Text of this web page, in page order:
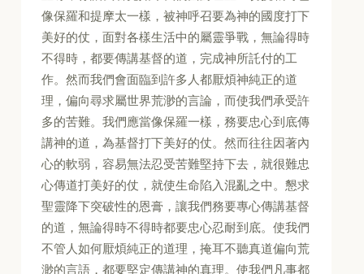
像保羅和提摩太一樣，被神呼召要為神的國度打下
美好的仗，面對各樣生活中的屬靈爭戰，無論得時
不得時，都要傳講基督的道，完成神所託付的工
作。然而我們會面臨到許多人都厭煩神純正的道
理，偏向尋求屬世界荒渺的言論，而使我們承受許
多的苦難。我們應當像保羅一樣，務要忠心到底傳
講神的道，為基督打下美好的仗。然而往往因著內
心的軟弱，容易無法忍受苦難堅持下去，就很難忠
心傳道打美好的仗，就使生命陷入混亂之中。懇求
聖靈降下突破性的恩膏，讓我們務要專心傳講基督
的道，無論得時不得時都要忠心忍耐到底。使我們
不管人如何厭煩純正的道理，掩耳不聽真道偏向荒
渺的言語，都要堅定傳講神的真理。使我們凡事都